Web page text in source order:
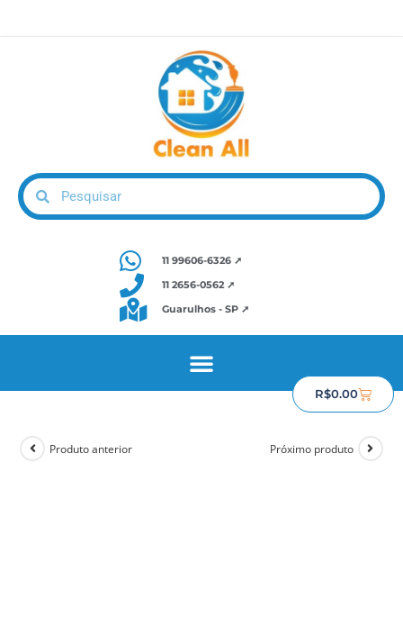
11 99606-6326 ➚
11 2656-0562 ➚
Guarulhos - SP ➚
R$0.00
Produto anterior Próximo produto